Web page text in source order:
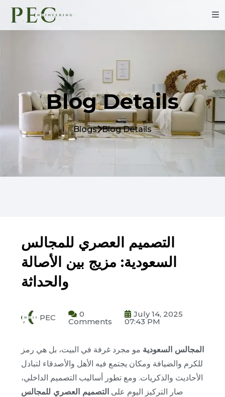
Blog Details
Blogs Blog Details
التصميم العصري للمجالس
السعودية: مزيج بين الأصالة
والحداثة
PEC 0
Comments
July 14, 2025
07:43 PM
المجالس السعودية مو مجرد غرفة في البيت، بل هي رمز
للكرم والضيافة ومكان يجتمع فيه الأهل والأصدقاء لتبادل
الأحاديث والذكريات. ومع تطور أساليب التصميم الداخلي،
صار التركيز اليوم على التصميم العصري للمجالس